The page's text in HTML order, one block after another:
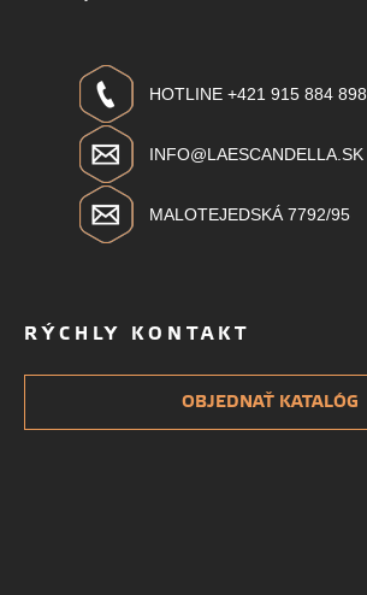
HOTLINE +421 915 884 898
INFO@LAESCANDELLA.SK
MALOTEJEDSKÁ 7792/95
RÝCHLY KONTAKT
OBJEDNAŤ KATALÓG